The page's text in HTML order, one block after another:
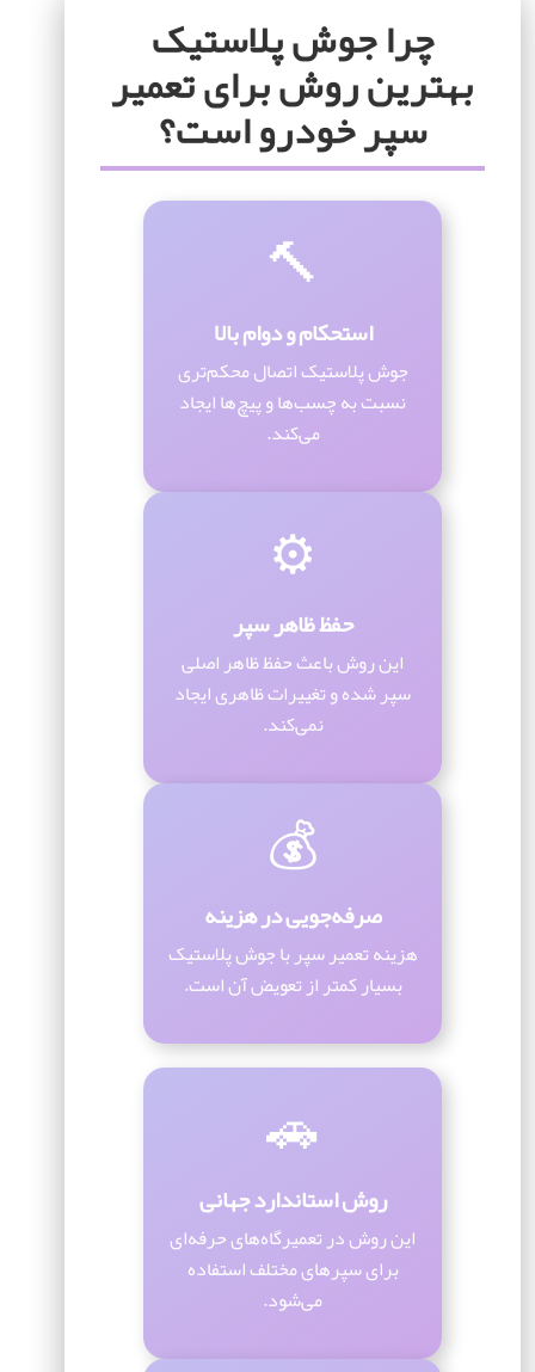
چرا جوش پلاستیک
بهترین روش برای تعمیر
سپر خودرو است؟
🔨
استحکام و دوام بالا
جوش پلاستیک اتصال محکم‌تری
نسبت به چسب‌ها و پیچ‌ها ایجاد
می‌کند.
⚙️
حفظ ظاهر سپر
این روش باعث حفظ ظاهر اصلی
سپر شده و تغییرات ظاهری ایجاد
نمی‌کند.
💰
صرفه‌جویی در هزینه
هزینه تعمیر سپر با جوش پلاستیک
بسیار کمتر از تعویض آن است.
🚗
روش استاندارد جهانی
این روش در تعمیرگاه‌های حرفه‌ای
برای سپرهای مختلف استفاده
می‌شود.